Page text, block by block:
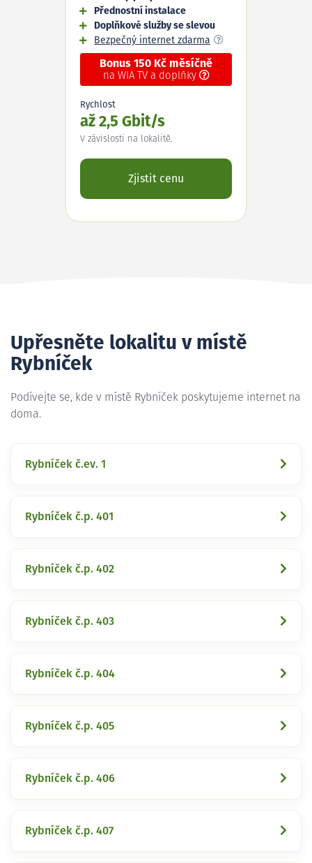
Přednostní instalace
Doplňkové služby se slevou
Bezpečný internet zdarma
Bonus 150 Kč měsíčně
na WIA TV a doplňky
Rychlost
až 2,5 Gbit/s
V závislosti na lokalitě.
Zjistit cenu
Upřesněte lokalitu v místě
Rybníček
Podívejte se, kde v místě Rybníček poskytujeme internet na
doma.
Rybníček č.ev. 1
Rybníček č.p. 401
Rybníček č.p. 402
Rybníček č.p. 403
Rybníček č.p. 404
Rybníček č.p. 405
Rybníček č.p. 406
Rybníček č.p. 407